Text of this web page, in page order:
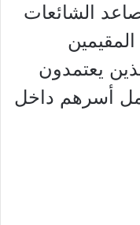
الشائعات
يعتمدون
أسرهم داخل